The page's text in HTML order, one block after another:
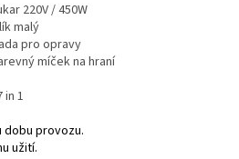
220V / 450W
malý
pro opravy
míček na hraní
dobu provozu.
užití.